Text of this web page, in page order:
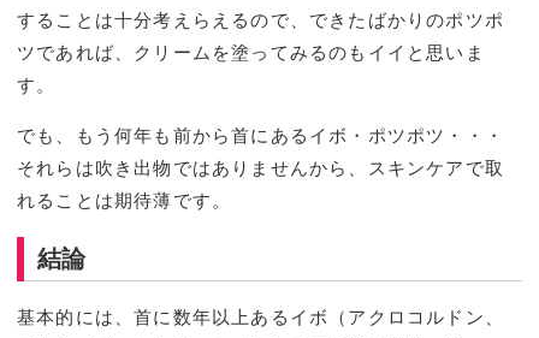
することは十分考えらえるので、できたばかりのポツポ
ツであれば、クリームを塗ってみるのもイイと思いま
す。
でも、もう何年も前から首にあるイボ・ポツポツ・・・
それらは吹き出物ではありませんから、スキンケアで取
れることは期待薄です。
結論
基本的には、首に数年以上あるイボ（アクロコルドン、